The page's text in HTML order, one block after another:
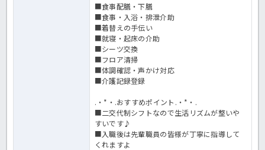
■食事配膳・下膳
■食事・入浴・排泄介助
■着替えの手伝い
■就寝・起床の介助
■シーツ交換
■フロア清掃
■体調確認・声かけ対応
■介護記録登録
.・*・.おすすめポイント.・*・.
■二交代制シフトなので生活リズムが整いや
すいです♪
■入職後は先輩職員の皆様が丁寧に指導して
くれますよ